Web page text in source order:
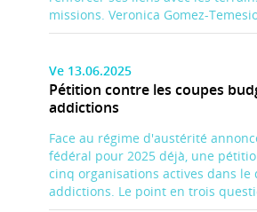
missions. Veronica Gomez-
Ve 13.06.2025
Pétition contre les coupes
addictions
Face au régime d'austérité
fédéral pour 2025 déjà, une
cinq organisations actives dans le
addictions. Le point en trois